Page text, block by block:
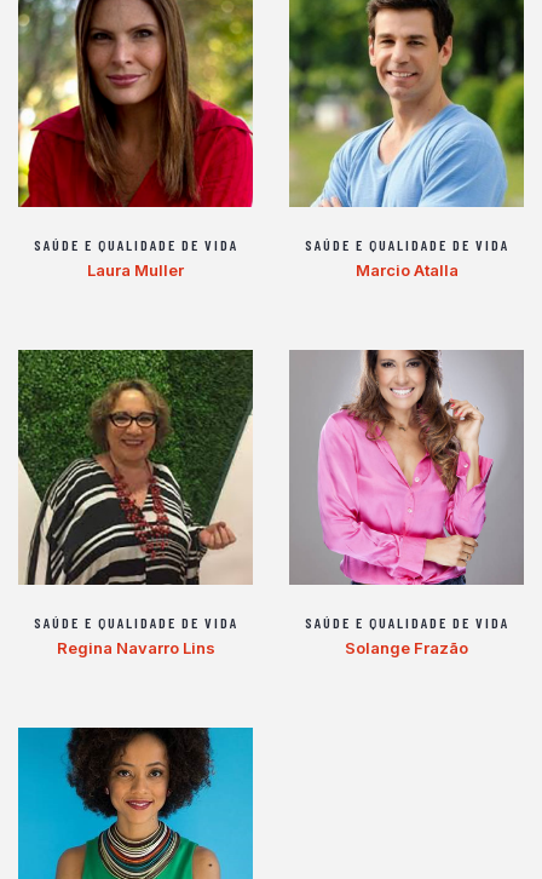
SAÚDE E QUALIDADE DE VIDA
Laura Muller
SAÚDE E QUALIDADE DE VIDA
Marcio Atalla
SAÚDE E QUALIDADE DE VIDA
Regina Navarro Lins
SAÚDE E QUALIDADE DE VIDA
Solange Frazão